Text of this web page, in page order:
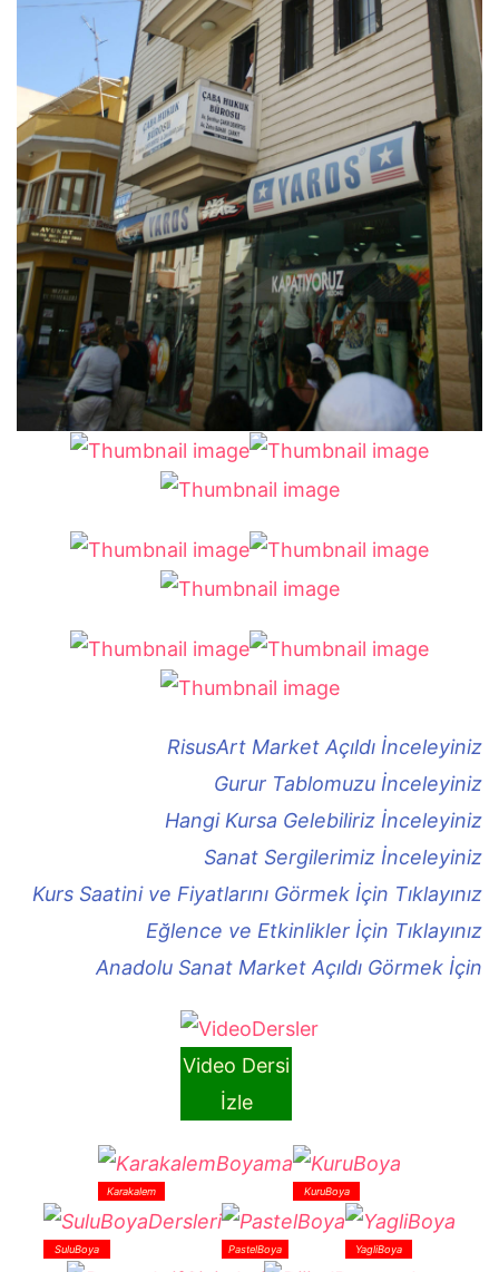
RisusArt Market Açıldı İnceleyiniz
Gurur Tablomuzu İnceleyiniz
Hangi Kursa Gelebiliriz İnceleyiniz
Sanat Sergilerimiz İnceleyiniz
Kurs Saatini ve Fiyatlarını Görmek İçin Tıklayınız
Eğlence ve Etkinlikler İçin Tıklayınız
Anadolu Sanat Market Açıldı Görmek İçin
Video Dersi
İzle
Karakalem KuruBoya
SuluBoya PastelBoya YagliBoya